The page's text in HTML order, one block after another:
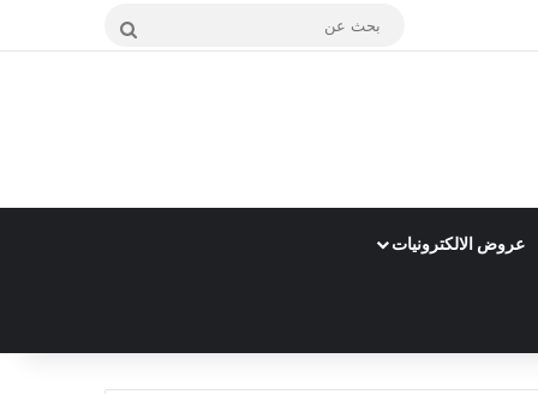
بحث
عروض الالكترونيات